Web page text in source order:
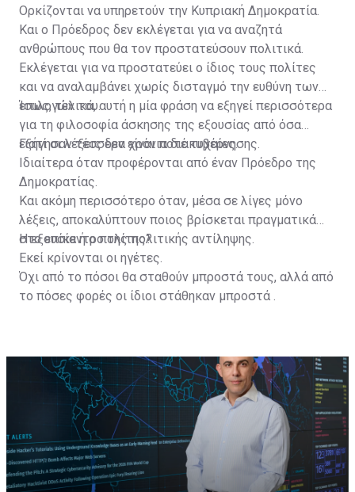
Ορκίζονται να υπηρετούν την Κυπριακή Δημοκρατία.
Και ο Πρόεδρος δεν εκλέγεται για να αναζητά
ανθρώπους που θα τον προστατεύσουν πολιτικά.
Εκλέγεται για να προστατεύει ο ίδιος τους πολίτες
και να αναλαμβάνει χωρίς δισταγμό την ευθύνη των
επιλογών του.
Ίσως, τελικά, αυτή η μία φράση να εξηγεί περισσότερα
για τη φιλοσοφία άσκησης της εξουσίας από όσα
εξήγησαν τέσσερα χρόνια διακυβέρνησης.
Γιατί οι λέξεις δεν είναι ποτέ τυχαίες.
Ιδιαίτερα όταν προφέρονται από έναν Πρόεδρο της
Δημοκρατίας.
Και ακόμη περισσότερο όταν, μέσα σε λίγες μόνο
λέξεις, αποκαλύπτουν ποιος βρίσκεται πραγματικά
στο επίκεντρο της πολιτικής αντίληψης.
Η εξουσία ή ο πολίτης?
Εκεί κρίνονται οι ηγέτες.
Όχι από το πόσοι θα σταθούν μπροστά τους, αλλά από
το πόσες φορές οι ίδιοι στάθηκαν μπροστά .